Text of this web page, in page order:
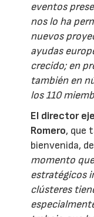
eventos
nos lo ha
nuevos
ayudas
crecido; en
también en
los 110
El director
Romero, que
bienvenida,
momento
estratégicos
clústeres